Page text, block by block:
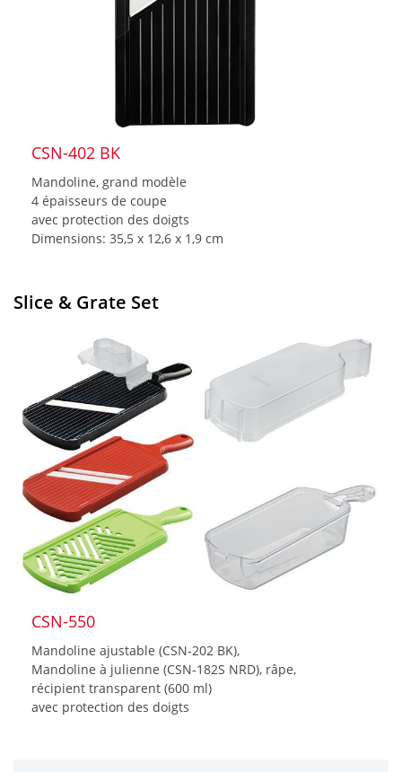
CSN-402 BK
Mandoline, grand modèle
4 épaisseurs de coupe
avec protection des doigts
Dimensions: 35,5 x 12,6 x 1,9 cm
Slice & Grate Set
CSN-550
Mandoline ajustable (CSN-202 BK),
Mandoline à julienne (CSN-182S NRD), râpe,
récipient transparent (600 ml)
avec protection des doigts